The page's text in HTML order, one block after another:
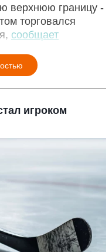
верхнюю границу -
торговался
сообщает
игроком